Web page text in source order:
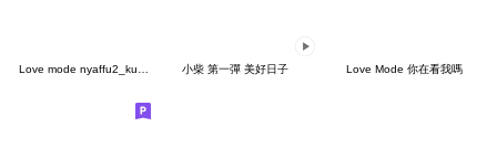
Love mode nyaffu2_kuma 小柴 第一彈 美好日子 Love Mode 你在看我嗎